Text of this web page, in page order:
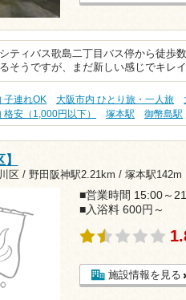
ティバス歌島二丁目バス停から徒歩
そうですが、まだ新しい感じでキレ
子連れOK 大阪市内 ひとり旅・一人旅
格安（1,000円以下）
塚本駅 御幣島駅
区 / 野田阪神駅2.21km / 塚本駅142m
■営業時間 15:00～
■入浴料 600円～
施設情報を見る